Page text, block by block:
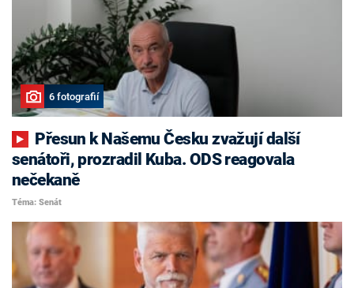
6 fotografií
senátoři, prozradil Kuba. ODS reagovala
nečekaně
Téma: Senát